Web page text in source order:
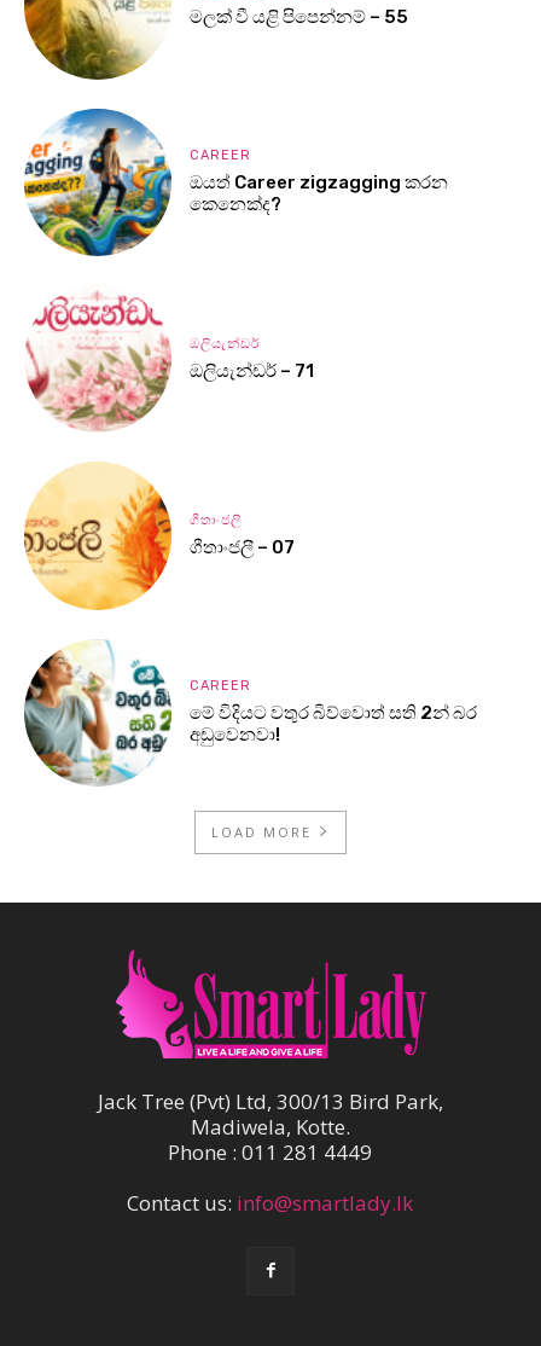
මලක් වී යළි පිපෙන්නම් – 55
CAREER
ඔයත් Career zigzagging කරන
කෙනෙක්ද?
ඔලියැන්ඩර්
ඔලියැන්ඩර් – 71
ගීතාංජලී
ගීතාංජලී – 07
CAREER
මේ විදියට වතුර බිව්වොත් සති 2න් බර
අඩුවෙනවා!
LOAD MORE
Jack Tree (Pvt) Ltd, 300/13 Bird Park,
Madiwela, Kotte.
Phone : 011 281 4449
Contact us: info@smartlady.lk